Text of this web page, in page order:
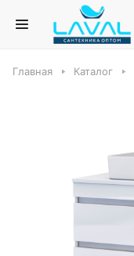
Главная Каталог